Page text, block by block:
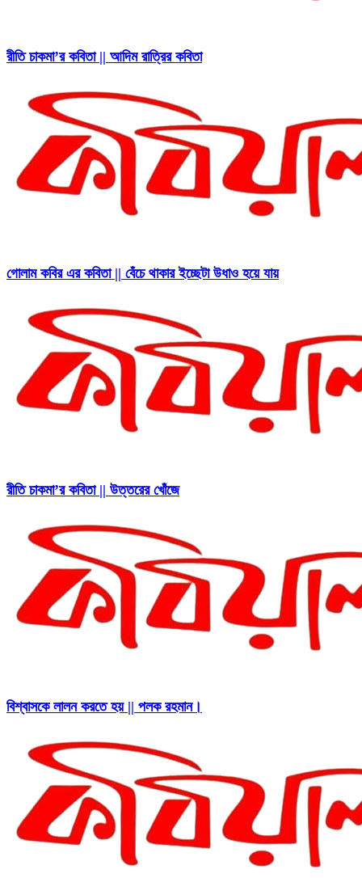
রীতি চাকমা’র কবিতা || আদিম রাত্রির কবিতা
গোলাম কবির এর কবিতা || বেঁচে থাকার ইচ্ছেটা উধাও হয়ে যায়
রীতি চাকমা’র কবিতা || উত্তরের খোঁজে
বিশ্বাসকে লালন করতে হয় || পলক রহমান।